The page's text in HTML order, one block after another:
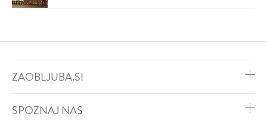
ZAOBLJUBA.SI
SPOZNAJ NAS